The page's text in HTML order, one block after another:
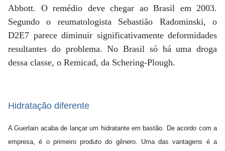
Abbott. O remédio deve chegar ao Brasil em 2003.
Segundo o reumatologista Sebastião Radominski, o
D2E7 parece diminuir significativamente deformidades
resultantes do problema. No Brasil só há uma droga
dessa classe, o Remicad, da Schering-Plough.
Hidratação diferente
A Guerlain acaba de lançar um hidratante em bastão. De acordo com a
empresa, é o primeiro produto do gênero. Uma das vantagens é a